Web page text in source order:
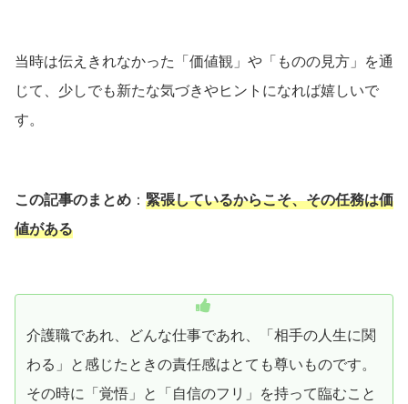
当時は伝えきれなかった「価値観」や「ものの見方」を通
じて、少しでも新たな気づきやヒントになれば嬉しいで
す。
この記事のまとめ ： 緊張しているからこそ、その任務は価
値がある
介護職であれ、どんな仕事であれ、「相手の人生に関
わる」と感じたときの責任感はとても尊いものです。
その時に「覚悟」と「自信のフリ」を持って臨むこと